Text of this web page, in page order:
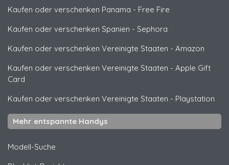
Kaufen oder verschenken Panama - Free Fire
Kaufen oder verschenken Spanien - Sephora
Kaufen oder verschenken Vereinigte Staaten - Amazon
Kaufen oder verschenken Vereinigte Staaten - Apple Gift
Card
Kaufen oder verschenken Vereinigte Staaten - Playstation
Mehr entspannte Handys
Modell-Suche